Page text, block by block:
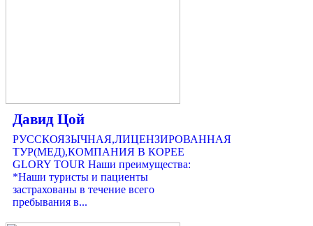
Давид Цой
РУССКОЯЗЫЧНАЯ,ЛИЦЕНЗИРОВАННАЯ
ТУР(МЕД),КОМПАНИЯ В КОРЕЕ
GLORY TOUR Наши преимущества:
*Наши туристы и пациенты
застрахованы в течение всего
пребывания в...